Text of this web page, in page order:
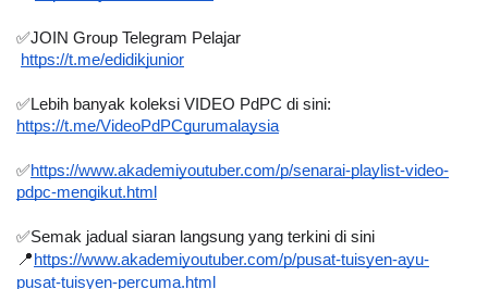
✅JOIN Group Telegram Pelajar
https://t.me/edidikjunior
✅Lebih banyak koleksi VIDEO PdPC di sini:
https://t.me/VideoPdPCgurumalaysia
✅https://www.akademiyoutuber.com/p/senarai-playlist-video-
pdpc-mengikut.html
✅Semak jadual siaran langsung yang terkini di sini
📍 https://www.akademiyoutuber.com/p/pusat-tuisyen-ayu-
pusat-tuisyen-percuma.html